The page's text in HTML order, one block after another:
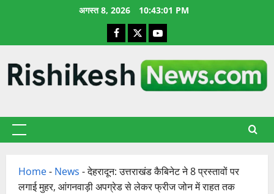
अगस्त 8, 2026 10:43:01 PM
Facebook
X YouTube
प्राथमिक
Home- News -देहरादून: उत्तराखंड कैबिनेट ने 8 प्रस्तावों पर
लगाई मुहर, आंगनवाड़ी अपग्रेड से लेकर फ्रीज जोन में राहत तक